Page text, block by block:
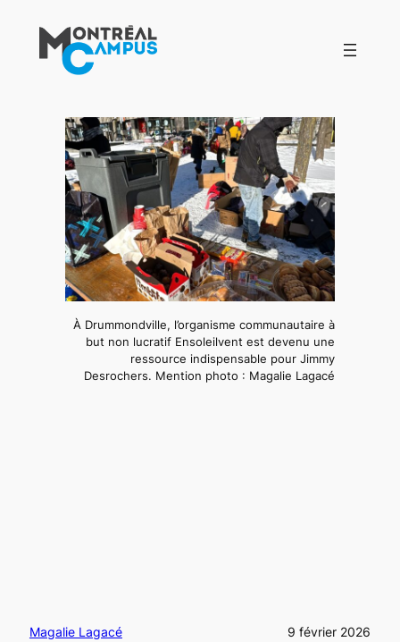
contenu
À Drummondville, l’organisme communautaire à
but non lucratif Ensoleilvent est devenu une
ressource indispensable pour Jimmy
Desrochers. Mention photo : Magalie Lagacé
Magalie Lagacé 9 février 2026